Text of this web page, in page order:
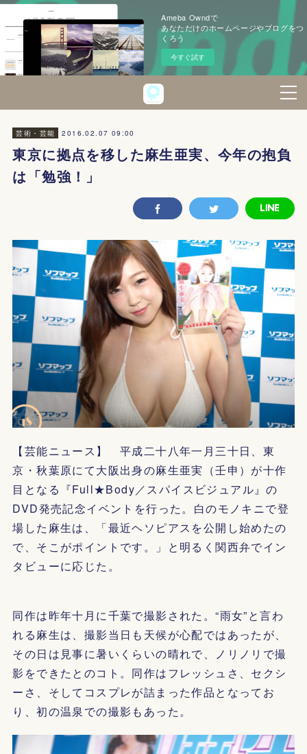
Ameba Owndで
あなただけのホームページやブログをつ
くろう
今すぐ試す
芸術・芸能 2016.02.07 09:00
東京に拠点を移した麻生亜実、今年の抱負
は「勉強！」
【芸能ニュース】 平成二十八年一月三十日、東
京・秋葉原にて大阪出身の麻生亜実（壬申）が十作
目となる『Full★Body／スパイスビジュアル』の
DVD発売記念イベントを行った。白のモノキニで登
場した麻生は、「最近ヘソピアスを公開し始めたの
で、そこがポイントです。」と明るく関西弁でイン
タビューに応じた。
同作は昨年十月に千葉で撮影された。“雨女”と言わ
れる麻生は、撮影当日も天候が心配ではあったが、
その日は見事に暑いくらいの晴れで、ノリノリで撮
影をできたとのコト。同作はフレッシュさ、セクシ
ーさ、そしてコスプレが詰まった作品となってお
り、初の温泉での撮影もあった。